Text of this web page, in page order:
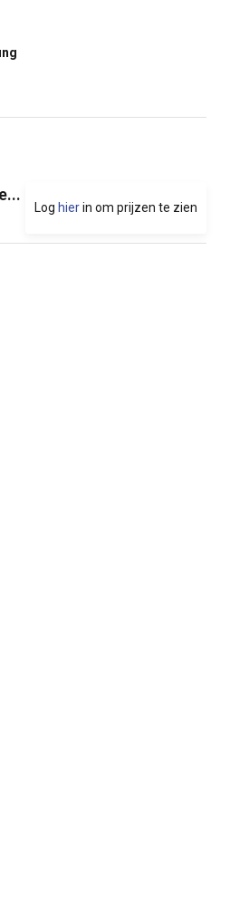
Log hierin om prijzen te zien